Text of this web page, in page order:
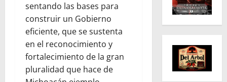
sentando las bases para
construir un Gobierno
eficiente, que se sustenta
en el reconocimiento y
fortalecimiento de la gran
pluralidad que hace de